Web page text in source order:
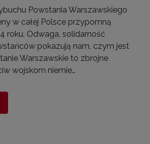
Powstania Warszawskiego
w całej Polsce przypomną
roku. Odwaga, solidarność
pokazują nam, czym jest
Warszawskie to zbrojne
wojskom niemie…